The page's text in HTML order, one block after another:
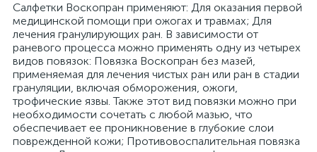
Салфетки Воскопран применяют: Для оказания первой
медицинской помощи при ожогах и травмах; Для
лечения гранулирующих ран. В зависимости от
раневого процесса можно применять одну из четырех
видов повязок: Повязка Воскопран без мазей,
применяемая для лечения чистых ран или ран в стадии
грануляции, включая обморожения, ожоги,
трофические язвы. Также этот вид повязки можно при
необходимости сочетать с любой мазью, что
обеспечивает ее проникновение в глубокие слои
поврежденной кожи; Противовоспалительная повязка